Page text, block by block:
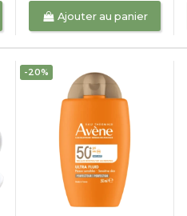
Ajouter au panier
-20%